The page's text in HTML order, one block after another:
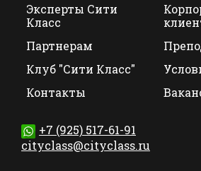
Эксперты Сити
Класс
Партнерам
Клуб "Сити Класс"
Контакты
+7 (925) 517-61-91
cityclass@cityclass.ru